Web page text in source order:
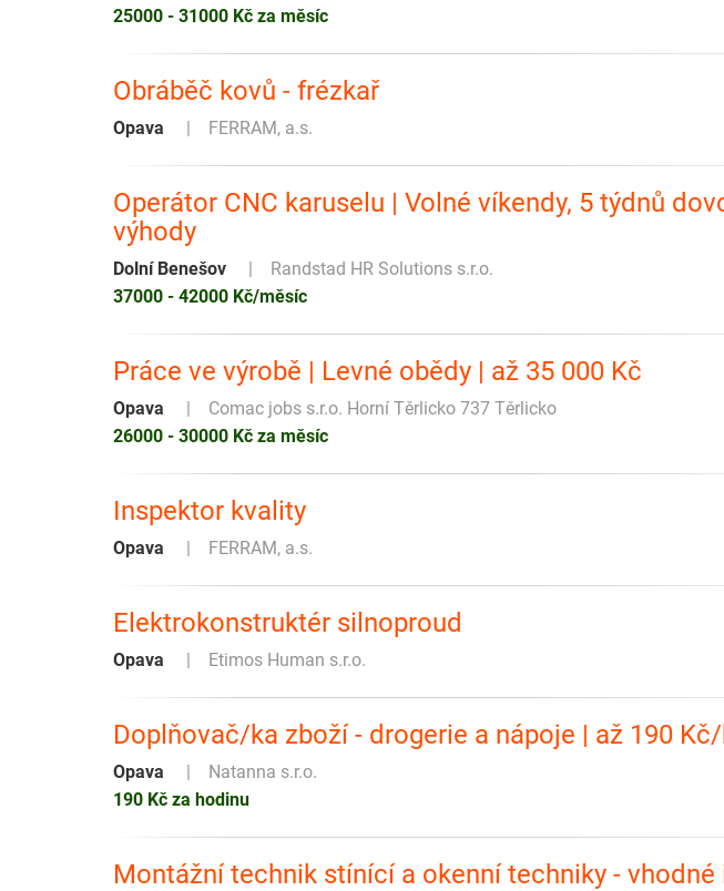
25000 - 31000 Kč za měsíc
Obráběč kovů - frézkař
Opava FERRAM, a.s.
Operátor CNC karuselu | Volné víkendy, 5 týdnů
výhody
Dolní Benešov
Randstad HR Solutions s.r.o.
37000 - 42000 Kč/měsíc
Práce ve výrobě | Levné obědy | až 35 000 Kč
Opava
Comac jobs s.r.o. Horní Těrlicko 737 Těrlicko
26000 - 30000 Kč za měsíc
Inspektor kvality
Opava FERRAM, a.s.
Elektrokonstruktér silnoproud
Opava Etimos Human s.r.o.
Doplňovač/ka zboží - drogerie a nápoje | až 190
Opava
Natanna s.r.o.
190 Kč za hodinu
Montážní technik stínící a okenní techniky - vhodné